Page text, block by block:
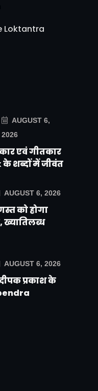
Loktantra
AUGUST 6,
2026
एवं गीतकार
शब्दों में जीवंत
AUGUST 6, 2026
को होगा
ख्यातिलब्ध
AUGUST 6, 2026
प्रकाश के